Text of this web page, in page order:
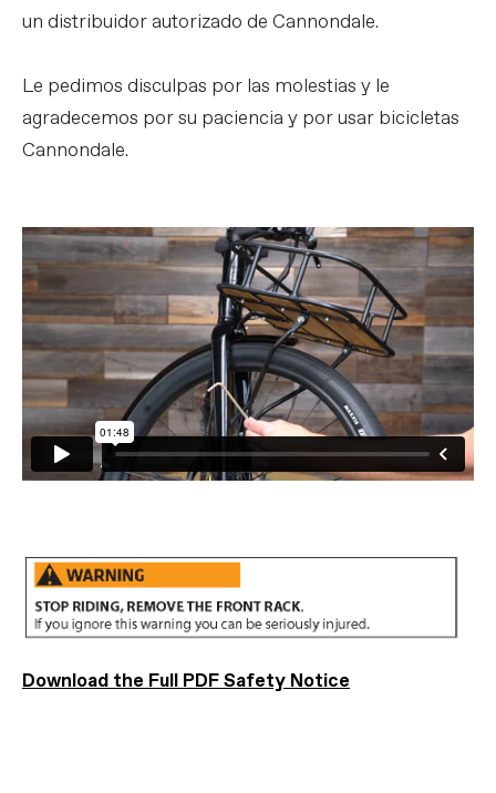
un distribuidor autorizado de Cannondale.
Le pedimos disculpas por las molestias y le
agradecemos por su paciencia y por usar bicicletas
Cannondale.
Download the Full PDF Safety Notice